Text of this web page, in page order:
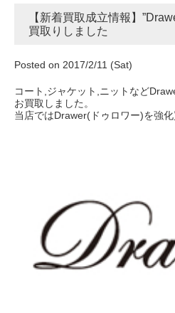
【新着買取成立情報】
買取りしました
Posted on 2017/2/11 (Sat)
コート,ジャケット,ニットなど
お買取しました。
当店ではDrawer(ドゥロワー)を強化